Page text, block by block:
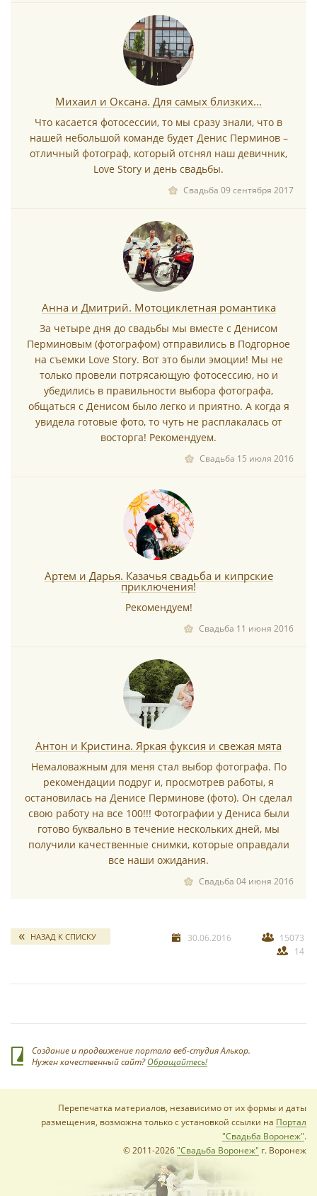
*
Михаил и Оксана. Для самых близких...
Что касается фотосессии, то мы сразу знали, что в
нашей небольшой команде будет Денис Перминов –
отличный фотограф, который отснял наш девичник,
Love Story и день свадьбы.
Свадьба 09 сентября 2017
Анна и Дмитрий. Мотоциклетная романтика
За четыре дня до свадьбы мы вместе с Денисом
Перминовым (фотографом) отправились в Подгорное
на съемки Love Story. Вот это были эмоции! Мы не
только провели потрясающую фотосессию, но и
убедились в правильности выбора фотографа,
общаться с Денисом было легко и приятно. А когда я
увидела готовые фото, то чуть не расплакалась от
восторга! Рекомендуем.
Свадьба 15 июля 2016
Артем и Дарья. Казачья свадьба и кипрские
приключения!
Рекомендуем!
Свадьба 11 июня 2016
Антон и Кристина. Яркая фуксия и свежая мята
Немаловажным для меня стал выбор фотографа. По
рекомендации подруг и, просмотрев работы, я
остановилась на Денисе Перминове (фото). Он сделал
свою работу на все 100!!! Фотографии у Дениса были
готово буквально в течение нескольких дней, мы
получили качественные снимки, которые оправдали
все наши ожидания.
Свадьба 04 июня 2016
НАЗАД К СПИСКУ 30.06.2016
15073
14
Создание и продвижение портала веб-студия Алькор.
Нужен качественный сайт?Обращайтесь!
Перепечатка материалов, независимо от их формы и даты
размещения, возможна только с установкой ссылки на Портал
"Свадьба Воронеж".
© 2011-2026"Свадьба Воронеж" г. Воронеж